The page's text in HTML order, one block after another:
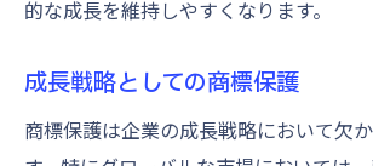
的な成長を維持しやすくなります。
成長戦略としての商標保護
商標保護は企業の成長戦略において欠